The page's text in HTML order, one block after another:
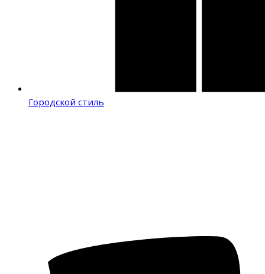
Городской стиль